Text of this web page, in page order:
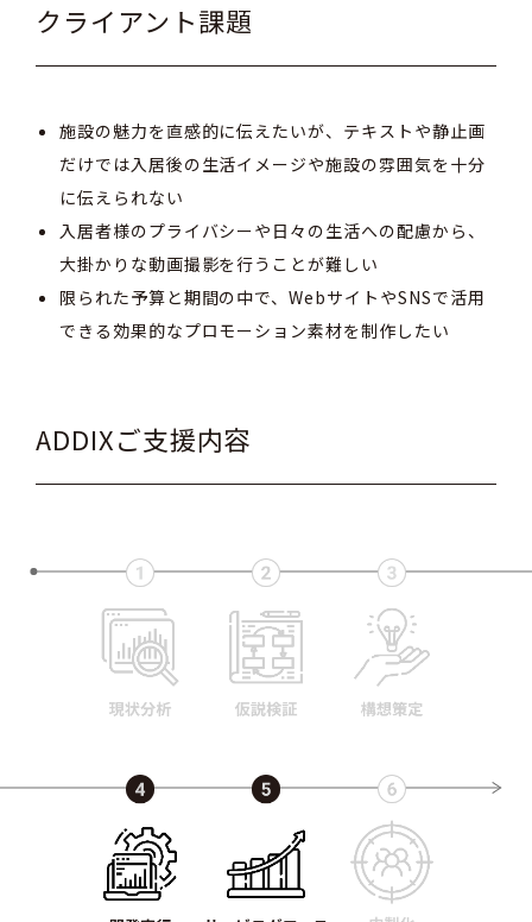
クライアント課題
施設の魅力を直感的に伝えたいが、テキストや静止画
だけでは入居後の生活イメージや施設の雰囲気を十分
に伝えられない
入居者様のプライバシーや日々の生活への配慮から、
大掛かりな動画撮影を行うことが難しい
限られた予算と期間の中で、WebサイトやSNSで活用
できる効果的なプロモーション素材を制作したい
ADDIXご支援内容